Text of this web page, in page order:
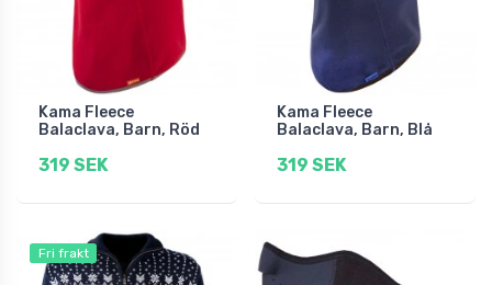
Kama Fleece
Balaclava, Barn, Röd
319 SEK
Kama Fleece
Balaclava, Barn, Blå
319 SEK
Fri frakt